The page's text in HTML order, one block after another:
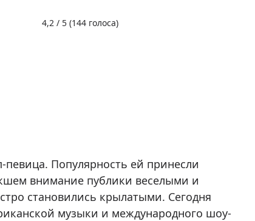
4,2 / 5 (144 голоса)
Популярность ей принесли
внимание публики веселыми и
становились крылатыми. Сегодня
музыки и международного шоу-